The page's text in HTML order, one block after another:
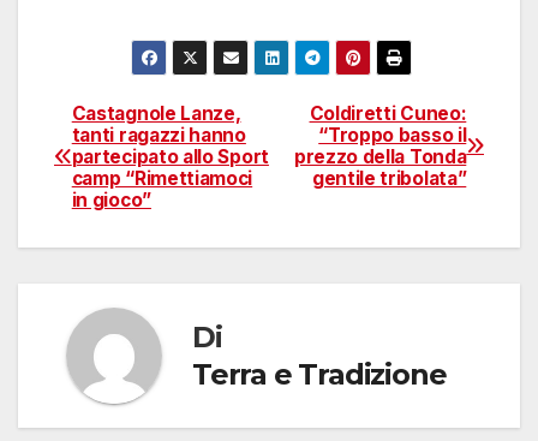
Navigazione
articoli
Coldiretti Cuneo:
“Troppo basso il
prezzo della Tonda
gentile tribolata”
Castagnole Lanze,
tanti ragazzi hanno
partecipato allo Sport
camp “Rimettiamoci
in gioco”
Di
Terra e Tradizione